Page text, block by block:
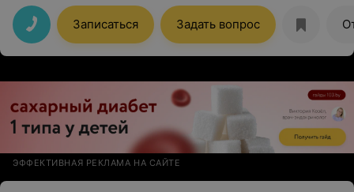
исследованием, но Галина Алексеевна с первых минут
расположила к себе спокойствием и
доброжелательностью. Все объясняла предельно
понятно, показывала на экране нашего малыша,
терпеливо отвечала на все, даже самые глупые,
золотыми руками (все сделала очень аккуратно и без
дискомфорта), но и человек, который искренне любит
свою работу и пациентов. Ушла с чувством огромной
благодарности и спокойствия за малыша. Спасибо
центру за такого доктора!
Записаться Задать вопрос
ЭФФЕКТИВНАЯ РЕКЛАМА НА САЙТЕ